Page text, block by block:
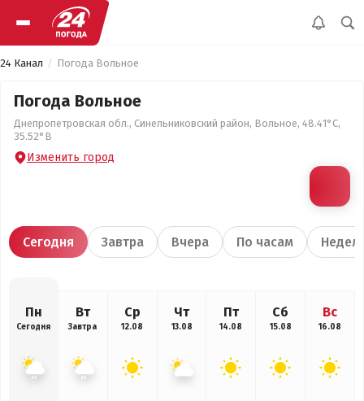
24 Канал Погода Вольное
Погода Вольное
Днепропетровская обл., Синельниковский район, Вольное, 48.41°С,
35.52°В
Изменить город
Сегодня Завтра Вчера По часам
Пн
Сегодня
Вт
Завтра
Ср
12.08
Чт
13.08
Пт
14.08
Сб
15.08
Вс
16.08